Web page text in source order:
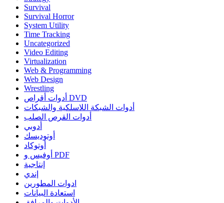
Survival
Survival Horror
System Utility
Time Tracking
Uncategorized
Video Editing
Virtualization
Web & Programming
Web Design
Wrestling
أدوات أقراص DVD
أدوات الشبكة اللاسلكية والشبكات
أدوات القرص الصلب
أدوبي
أوتوديسك
أوتوكاد
أوفيس و PDF
إنتاجية
إندي
ادوات المطورين
استعادة البيانات